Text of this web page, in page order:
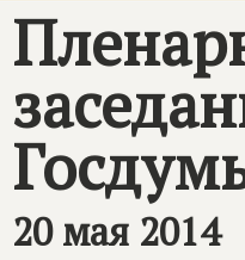
20 мая 2014